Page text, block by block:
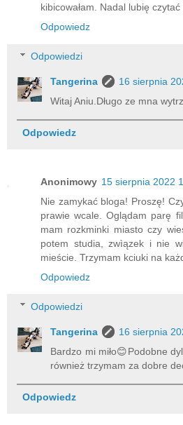
kibicowałam. Nadal lubię
Odpowiedz
Odpowiedzi
Tangerina
16 sierpnia
Witaj Aniu.Długo ze mna
Odpowiedz
Anonimowy 15 sierpnia 2022
Nie zamykać bloga! Proszę!
prawie wcale. Oglądam parę
mam rozkminki miasto czy
potem studia, zwìązek i nie
mieście. Trzymam kciuki na
Odpowiedz
Odpowiedzi
Tangerina
16 sierpnia
Bardzo mi miło😊Podobne
również trzymam za dobre
Odpowiedz